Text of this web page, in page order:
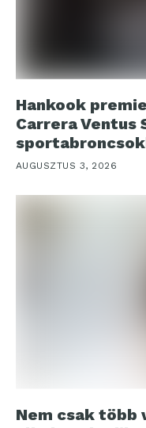
Hankook
Carrera Ventus
AUGUSZTUS 3, 2026
Nem csak több